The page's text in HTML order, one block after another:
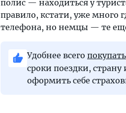
полис — находиться у
правило, кстати, уже много
телефона, но немцы — те
Удобнее всего
сроки поездки,
оформить себе